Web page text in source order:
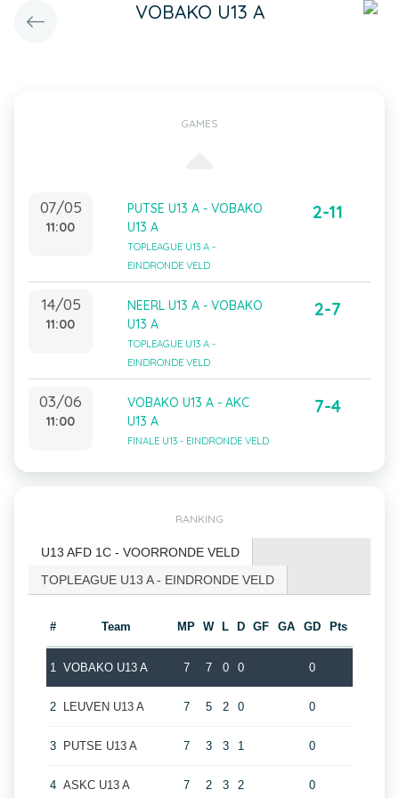
VOBAKO U13 A
GAMES
07/05
11:00
PUTSE U13 A - VOBAKO
U13 A
TOPLEAGUE U13 A -
EINDRONDE VELD
2-11
14/05
11:00
NEERL U13 A - VOBAKO
U13 A
TOPLEAGUE U13 A -
EINDRONDE VELD
2-7
03/06
11:00
VOBAKO U13 A - AKC
U13 A
FINALE U13 - EINDRONDE VELD
7-4
RANKING
U13 AFD 1C - VOORRONDE VELD
TOPLEAGUE U13 A - EINDRONDE VELD
# Team MP W L D GF GA GD Pts
1 VOBAKO U13 A 7 7 0 0 0
2 LEUVEN U13 A 7 5 2 0 0
3 PUTSE U13 A 7 3 3 1 0
4 ASKC U13 A 7 2 3 2 0